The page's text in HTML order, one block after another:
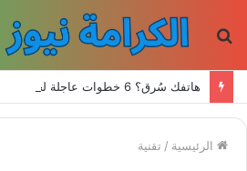
هاتفك سُرق؟ 6 خطوات عاجلة لحماية حساباتك وبياناتك
الرئيسية / تقنية